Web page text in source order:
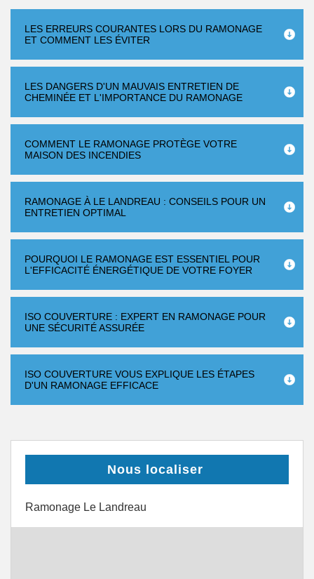
LES ERREURS COURANTES LORS DU RAMONAGE
ET COMMENT LES ÉVITER
LES DANGERS D'UN MAUVAIS ENTRETIEN DE
CHEMINÉE ET L'IMPORTANCE DU RAMONAGE
COMMENT LE RAMONAGE PROTÈGE VOTRE
MAISON DES INCENDIES
RAMONAGE À LE LANDREAU : CONSEILS POUR UN
ENTRETIEN OPTIMAL
POURQUOI LE RAMONAGE EST ESSENTIEL POUR
L'EFFICACITÉ ÉNERGÉTIQUE DE VOTRE FOYER
ISO COUVERTURE : EXPERT EN RAMONAGE POUR
UNE SÉCURITÉ ASSURÉE
ISO COUVERTURE VOUS EXPLIQUE LES ÉTAPES
D'UN RAMONAGE EFFICACE
Nous localiser
Ramonage Le Landreau